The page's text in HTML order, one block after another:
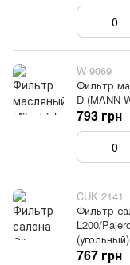
W 9069
Фильтр
D (MANN
793 грн
CUK 2141
Фильтр
L200/
767 грн